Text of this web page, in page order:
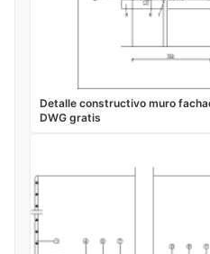
Detalle constructivo muro
DWG gratis